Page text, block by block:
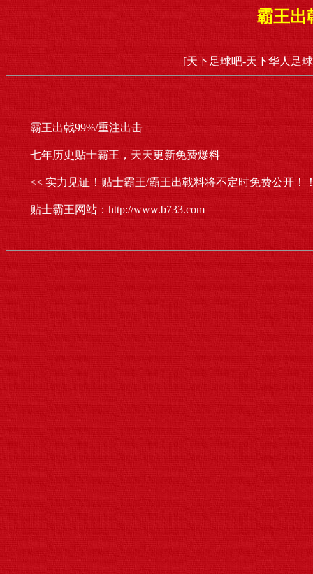
霸王出
[天下足球吧-天下华人足
霸王出戟99%/重注出击
七年历史贴士霸王，天天更新免费爆料
<< 实力见证！贴士霸王/霸王出戟料将不定时免费公开！
贴士霸王网站：http://www.b733.com